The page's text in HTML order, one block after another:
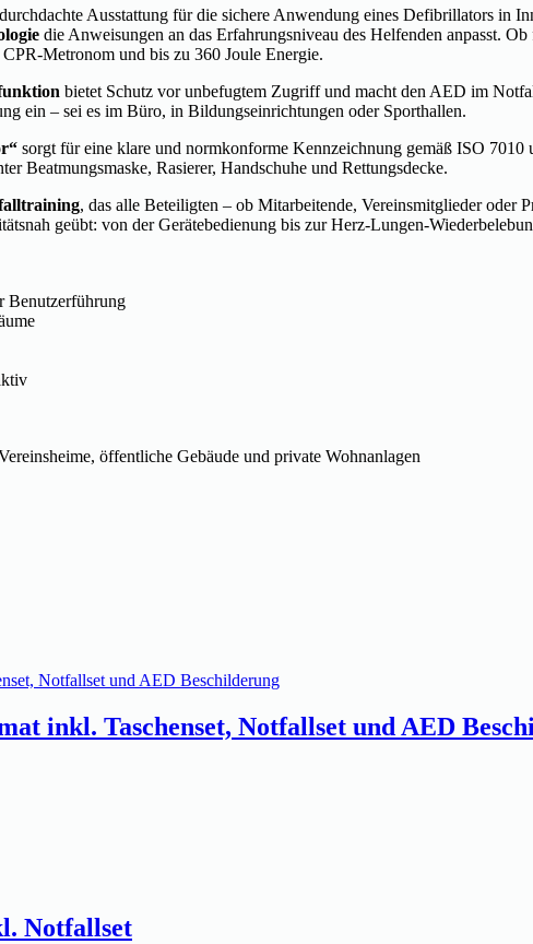
Ausstattung für die sichere Anwendung eines Defibrillators in
die Anweisungen an das Erfahrungsniveau des Helfenden anpasst.
Metronom und bis zu 360 Joule Energie.
bietet Schutz vor unbefugtem Zugriff und macht den AED im
ein – sei es im Büro, in Bildungseinrichtungen oder Sporthallen.
sorgt für eine klare und normkonforme Kennzeichnung gemäß ISO
Beatmungsmaske, Rasierer, Handschuhe und Rettungsdecke.
, das alle Beteiligten – ob Mitarbeitende, Vereinsmitglieder oder
geübt: von der Gerätebedienung bis zur Herz-Lungen-
Benutzerführung
öffentliche Gebäude und private Wohnanlagen
inkl. Taschenset, Notfallset und AED
Notfallset